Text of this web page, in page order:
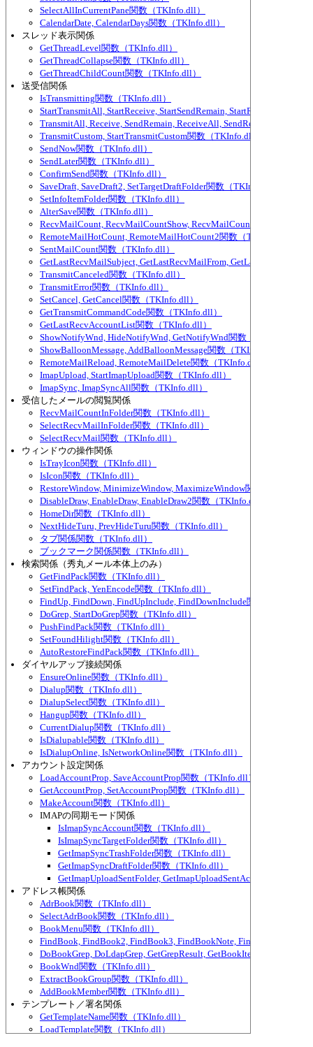
SelectAllInCurrentPane関数（TKInfo.dll）
CalendarDate, CalendarDays関数（TKInfo.dll）
スレッド表示関係
GetThreadLevel関数（TKInfo.dll）
GetThreadCollapse関数（TKInfo.dll）
GetThreadChildCount関数（TKInfo.dll）
送受信関係
IsTransmitting関数（TKInfo.dll）
StartTransmitAll, StartReceive, StartSendRemain, StartReceiveAll,
TransmitAll, Receive, SendRemain, ReceiveAll, SendRemainAll関数
TransmitCustom, StartTransmitCustom関数（TKInfo.dll）
SendNow関数（TKInfo.dll）
SendLater関数（TKInfo.dll）
ConfirmSend関数（TKInfo.dll）
SaveDraft, SaveDraft2, SetTargetDraftFolder関数（TKInfo.dll）
SetInfoItemFolder関数（TKInfo.dll）
AlterSave関数（TKInfo.dll）
RecvMailCount, RecvMailCountShow,
RemoteMailHotCount, RemoteMailHotCount2関数（TKInfo.dll）
SentMailCount関数（TKInfo.dll）
GetLastRecvMailSubject, GetLastRecvMailFrom,
TransmitCanceled関数（TKInfo.dll）
TransmitError関数（TKInfo.dll）
SetCancel, GetCancel関数（TKInfo.dll）
GetTransmitCommandCode関数（TKInfo.dll）
GetLastRecvAccountList関数（TKInfo.dll）
ShowNotifyWnd, HideNotifyWnd, GetNotifyWnd関数（TKInfo.dll）
ShowBalloonMessage, AddBalloonMessage関数（TKInfo.dll）
RemoteMailReload, RemoteMailDelete関数（TKInfo.dll）
ImapUpload, StartImapUpload関数（TKInfo.dll）
ImapSync, ImapSyncAll関数（TKInfo.dll）
受信したメールの閲覧関係
RecvMailCountInFolder関数（TKInfo.dll）
SelectRecvMailInFolder関数（TKInfo.dll）
SelectRecvMail関数（TKInfo.dll）
ウィンドウの操作関係
IsTrayIcon関数（TKInfo.dll）
IsIcon関数（TKInfo.dll）
RestoreWindow, MinimizeWindow, MaximizeWindow関数（
DisableDraw, EnableDraw, EnableDraw2関数（TKInfo.dll）
HomeDir関数（TKInfo.dll）
NextHideTuru, PrevHideTuru関数（TKInfo.dll）
タブ関係関数（TKInfo.dll）
ブックマーク関係関数（TKInfo.dll）
検索関係（秀丸メール本体上のみ）
GetFindPack関数（TKInfo.dll）
SetFindPack, YenEncode関数（TKInfo.dll）
FindUp, FindDown, FindUpInclude, FindDownInclude関数（
DoGrep, StartDoGrep関数（TKInfo.dll）
PushFindPack関数（TKInfo.dll）
SetFoundHilight関数（TKInfo.dll）
AutoRestoreFindPack関数（TKInfo.dll）
ダイヤルアップ接続関係
EnsureOnline関数（TKInfo.dll）
Dialup関数（TKInfo.dll）
DialupSelect関数（TKInfo.dll）
Hangup関数（TKInfo.dll）
CurrentDialup関数（TKInfo.dll）
IsDialupable関数（TKInfo.dll）
IsDialupOnline, IsNetworkOnline関数（TKInfo.dll）
アカウント設定関係
LoadAccountProp, SaveAccountProp関数（TKInfo.dll）
GetAccountProp, SetAccountProp関数（TKInfo.dll）
MakeAccount関数（TKInfo.dll）
IMAPの同期モード関係
IsImapSyncAccount関数（TKInfo.dll）
IsImapSyncTargetFolder関数（TKInfo.dll）
GetImapSyncTrashFolder関数（TKInfo.dll）
GetImapSyncDraftFolder関数（TKInfo.dll）
GetImapUploadSentFolder, GetImapUploadSentAccount関数（
アドレス帳関係
AdrBook関数（TKInfo.dll）
SelectAdrBook関数（TKInfo.dll）
BookMenu関数（TKInfo.dll）
FindBook, FindBook2, FindBook3, FindBookNote, FindBookNote2
DoBookGrep, DoLdapGrep, GetGrepResult, GetBookItemPart関数（
BookWnd関数（TKInfo.dll）
ExtractBookGroup関数（TKInfo.dll）
AddBookMember関数（TKInfo.dll）
テンプレート／署名関係
GetTemplateName関数（TKInfo.dll）
LoadTemplate関数（TKInfo.dll）